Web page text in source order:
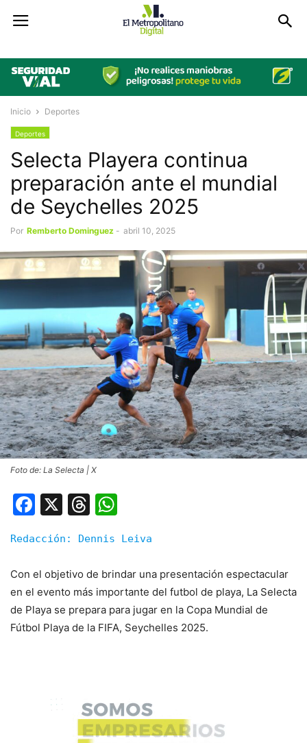
Inicio Deportes
Deportes
Selecta Playera continua
preparación ante el mundial
de Seychelles 2025
Por Remberto Dominguez - abril 10, 2025
Foto de: La Selecta | X
Facebook
X Threads
Redacción: Dennis Leiva
Con el objetivo de brindar una presentación espectacular
en el evento más importante del futbol de playa, La Selecta
de Playa se prepara para jugar en la Copa Mundial de
Fútbol Playa de la FIFA, Seychelles 2025.